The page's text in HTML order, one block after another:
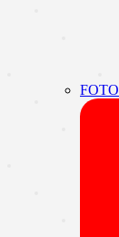
FOTO